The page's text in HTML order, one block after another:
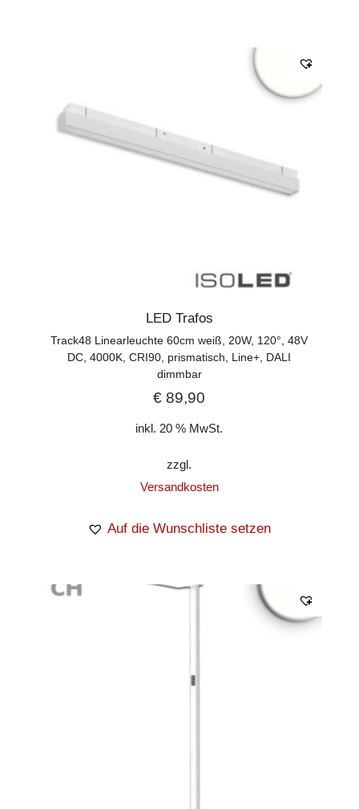
LED Trafos
Track48 Linearleuchte 60cm weiß, 20W, 120°, 48V
DC, 4000K, CRI90, prismatisch, Line+, DALI
dimmbar
€ 89,90
inkl. 20 % MwSt.
zzgl.
Versandkosten
Auf die Wunschliste setzen